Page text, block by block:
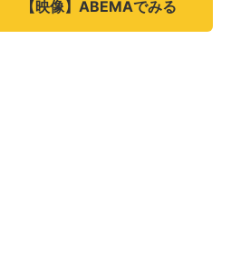
【映像】ABEMAでみる